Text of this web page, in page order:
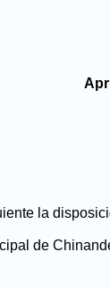
la
de